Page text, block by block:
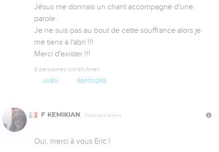
Jésus me donnais un chant accompagné d'une
parole.
Je ne suis pas au bout de cette souffrance alors je
me tiens à l'abri !!!
Merci d'exister !!!
6 personnes ont dit Amen
AMEN RÉPONDRE
F KEMIKIAN Il y a 5 ans, 9 mois
Oui, merci à vous Eric !